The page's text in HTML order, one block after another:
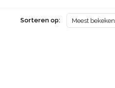
Sorteren op: Meest bekeken